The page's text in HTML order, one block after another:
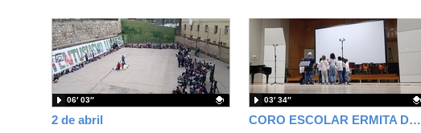
2 de abril
06′ 03″
CORO ESCOLAR ERMITA DEL SANTO
03′ 34″